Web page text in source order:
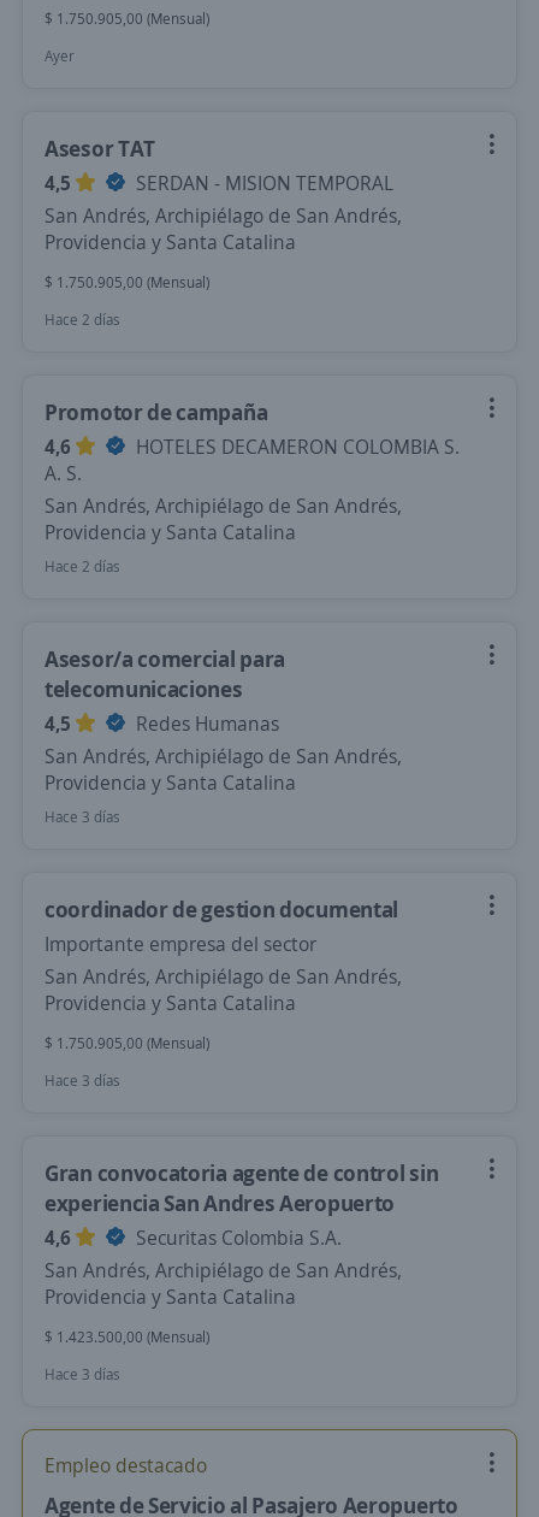
$ 1.750.905,00 (Mensual)
Ayer
Asesor TAT
4,5
SERDAN - MISION TEMPORAL
San Andrés, Archipiélago de San Andrés,
Providencia y Santa Catalina
$ 1.750.905,00 (Mensual)
Hace 2 días
Promotor de campaña
4,6
HOTELES DECAMERON COLOMBIA S.
A. S.
San Andrés, Archipiélago de San Andrés,
Providencia y Santa Catalina
Hace 2 días
Asesor/a comercial para
telecomunicaciones
4,5
Redes Humanas
San Andrés, Archipiélago de San Andrés,
Providencia y Santa Catalina
Hace 3 días
coordinador de gestion documental
Importante empresa del sector
San Andrés, Archipiélago de San Andrés,
Providencia y Santa Catalina
$ 1.750.905,00 (Mensual)
Hace 3 días
Gran convocatoria agente de control sin
experiencia San Andres Aeropuerto
4,6
Securitas Colombia S.A.
San Andrés, Archipiélago de San Andrés,
Providencia y Santa Catalina
$ 1.423.500,00 (Mensual)
Hace 3 días
Empleo destacado
Agente de Servicio al Pasajero Aeropuerto